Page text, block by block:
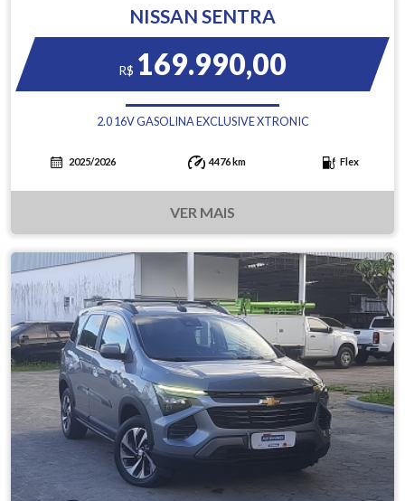
NISSAN SENTRA
R$ 169.990,00
2.0 16V GASOLINA EXCLUSIVE XTRONIC
2025/2026 4476 km Flex
VER MAIS